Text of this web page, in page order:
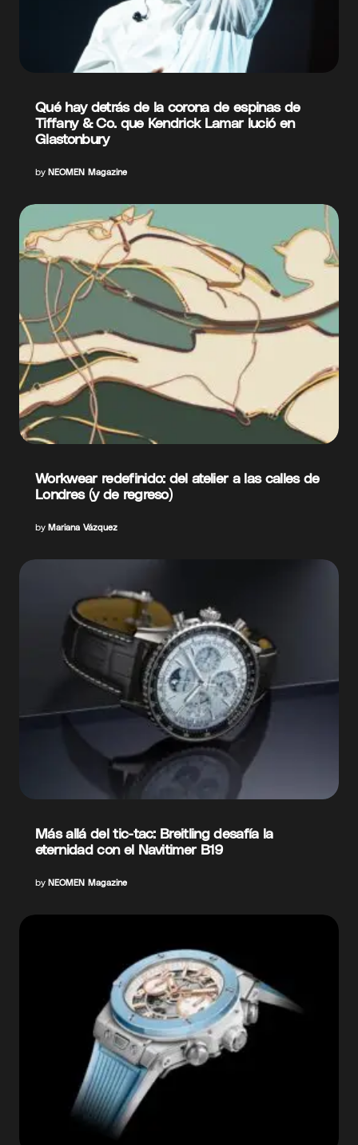
Qué hay detrás de la corona de espinas de
Tiffany & Co. que Kendrick Lamar lució en
Glastonbury
by NEOMEN Magazine
Workwear redefinido: del atelier a las calles de
Londres (y de regreso)
by Mariana Vázquez
Más allá del tic-tac: Breitling desafía la
eternidad con el Navitimer B19
by NEOMEN Magazine